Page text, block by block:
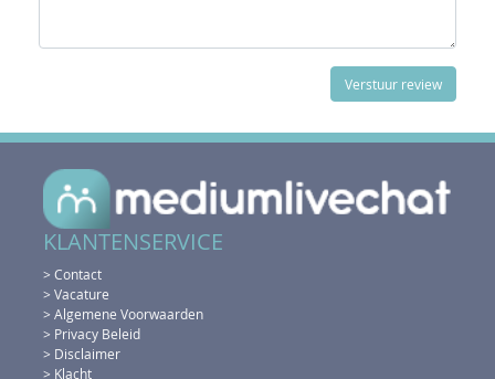
KLANTENSERVICE
> Contact
> Vacature
> Algemene Voorwaarden
> Privacy Beleid
> Disclaimer
> Klacht